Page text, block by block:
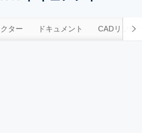
ター ドキュメント CADリソー